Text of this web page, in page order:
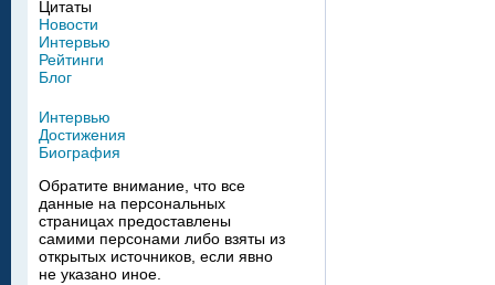
Цитаты
Новости
Интервью
Рейтинги
Блог
Интервью
Достижения
Биография
Обратите внимание, что все
данные на персональных
страницах предоставлены
самими персонами либо взяты из
открытых источников, если явно
не указано иное.